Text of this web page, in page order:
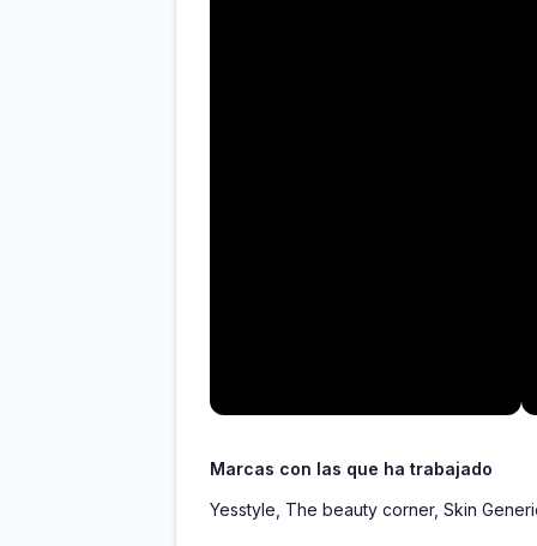
Marcas con las que ha trabajado
Yesstyle, The beauty corner, Skin